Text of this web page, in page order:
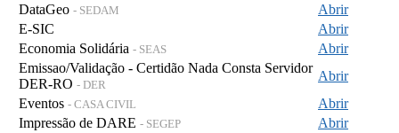
DataGeo - SEDAM
Abrir
E-SIC
Abrir
Economia Solidária - SEAS
Abrir
Emissao/Validação - Certidão Nada Consta Servidor
DER-RO - DER
Abrir
Eventos - CASA CIVIL
Abrir
Impressão de DARE - SEGEP
Abrir